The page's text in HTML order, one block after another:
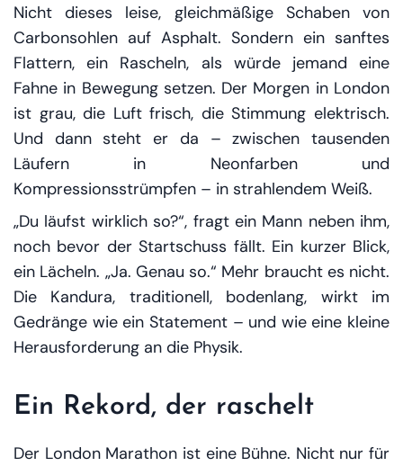
Nicht dieses leise, gleichmäßige Schaben von
Carbonsohlen auf Asphalt. Sondern ein sanftes
Flattern, ein Rascheln, als würde jemand eine
Fahne in Bewegung setzen. Der Morgen in London
ist grau, die Luft frisch, die Stimmung elektrisch.
Und dann steht er da – zwischen tausenden
Läufern in Neonfarben und
Kompressionsstrümpfen – in strahlendem Weiß.
„Du läufst wirklichso?“, fragt ein Mann neben ihm,
noch bevor der Startschuss fällt. Ein kurzer Blick,
ein Lächeln. „Ja. Genau so.“ Mehr braucht es nicht.
Die Kandura, traditionell, bodenlang, wirkt im
Gedränge wie ein Statement – und wie eine kleine
Herausforderung an die Physik.
Ein Rekord, der raschelt
Der London Marathon ist eine Bühne. Nicht nur für